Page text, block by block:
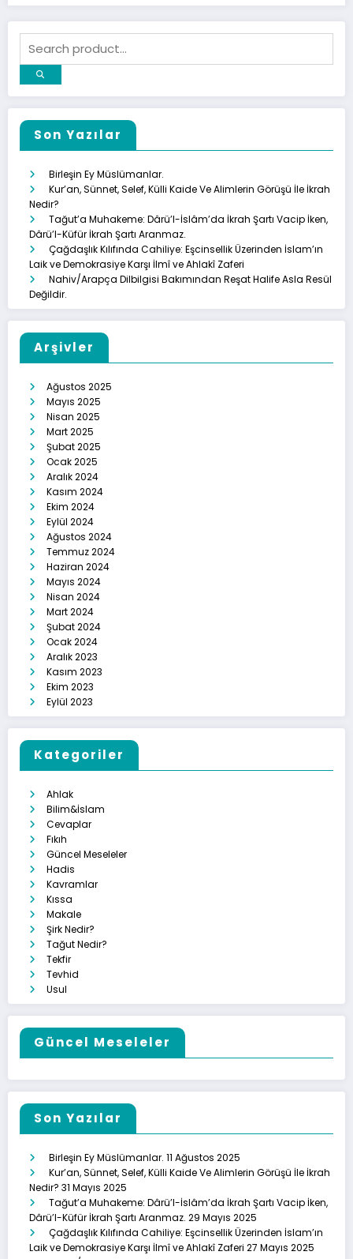
Son Yazılar
Birleşin Ey Müslümanlar.
Kur’an, Sünnet, Selef, Külli Kaide Ve Alimlerin Görüşü İle İkrah
Nedir?
Tağut’a Muhakeme: Dârü’l-İslâm’da İkrah Şartı Vacip İken,
Dârü’l-Küfür İkrah Şartı Aranmaz.
Çağdaşlık Kılıfında Cahiliye: Eşcinsellik Üzerinden İslam’ın
Laik ve Demokrasiye Karşı İlmî ve Ahlakî Zaferi
Nahiv/Arapça Dilbilgisi Bakımından Reşat Halife Asla Resül
Değildir.
Arşivler
Ağustos 2025
Mayıs 2025
Nisan 2025
Mart 2025
Şubat 2025
Ocak 2025
Aralık 2024
Kasım 2024
Ekim 2024
Eylül 2024
Ağustos 2024
Temmuz 2024
Haziran 2024
Mayıs 2024
Nisan 2024
Mart 2024
Şubat 2024
Ocak 2024
Aralık 2023
Kasım 2023
Ekim 2023
Eylül 2023
Kategoriler
Ahlak
Bilim&İslam
Cevaplar
Fıkıh
Güncel Meseleler
Hadis
Kavramlar
Kıssa
Makale
Şirk Nedir?
Tağut Nedir?
Tekfir
Tevhid
Usul
Güncel Meseleler
Son Yazılar
Birleşin Ey Müslümanlar. 11 Ağustos 2025
Kur’an, Sünnet, Selef, Külli Kaide Ve Alimlerin Görüşü İle İkrah
Nedir? 31 Mayıs 2025
Tağut’a Muhakeme: Dârü’l-İslâm’da İkrah Şartı Vacip İken,
Dârü’l-Küfür İkrah Şartı Aranmaz. 29 Mayıs 2025
Çağdaşlık Kılıfında Cahiliye: Eşcinsellik Üzerinden İslam’ın
Laik ve Demokrasiye Karşı İlmî ve Ahlakî Zaferi 27 Mayıs 2025